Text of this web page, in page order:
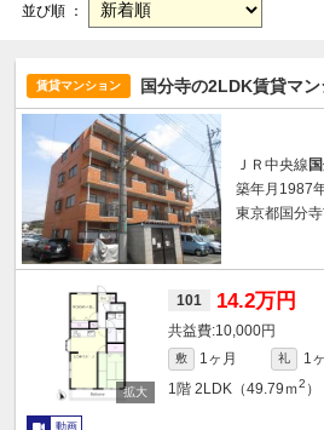
並び順 ：
賃貸マンション 国分寺の2LDK賃貸マ
ＪＲ中央線
築年月1987
東京都国分
101 14.2万円
10,000円
敷 1ヶ月 礼
1
1階 2LDK（49.79ｍ2 ）
動画